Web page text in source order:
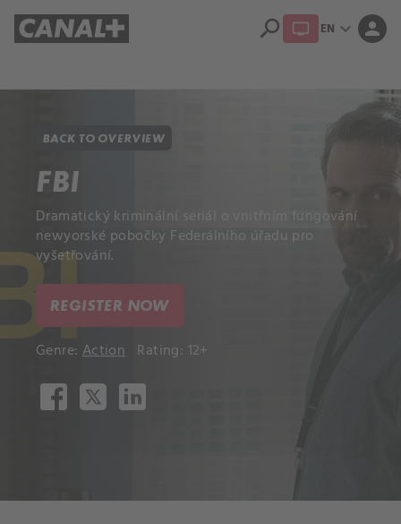
search EN expand_more person
BACK TO OVERVIEW
FBI
Dramatický kriminální seriál o vnitřním fungování
newyorské pobočky Federálního úřadu pro
vyšetřování.
REGISTER NOW
Genre: Action Rating: 12+